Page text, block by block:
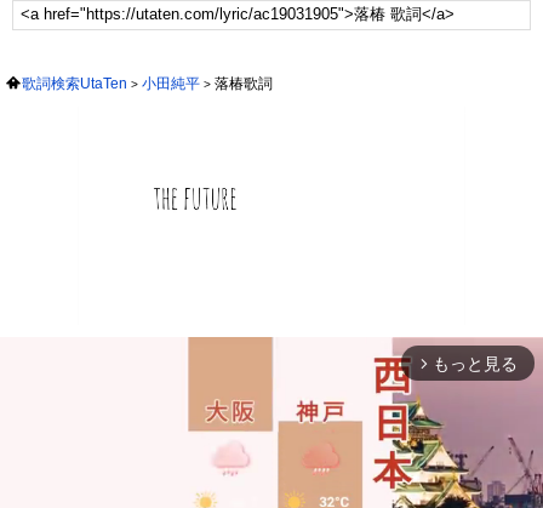
歌詞検索UtaTen 小田純平 落椿歌詞
arrow_forward_ios もっと見る